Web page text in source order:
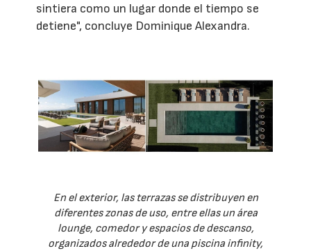
sintiera como un lugar donde el tiempo se
detiene", concluye Dominique Alexandra.
En el exterior, las terrazas se distribuyen en
diferentes zonas de uso, entre ellas un área
lounge, comedor y espacios de descanso,
organizados alrededor de una piscina infinity,